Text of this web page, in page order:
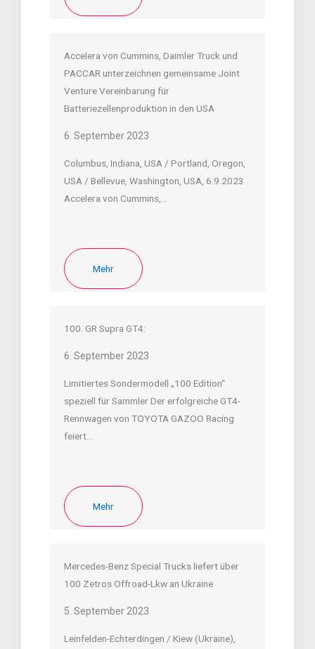
Accelera von Cummins, Daimler Truck und
PACCAR unterzeichnen gemeinsame Joint
Venture Vereinbarung für
Batteriezellenproduktion in den USA
6. September 2023
Columbus, Indiana, USA / Portland, Oregon,
USA / Bellevue, Washington, USA, 6.9.2023
Accelera von Cummins,…
Mehr
100. GR Supra GT4:
6. September 2023
Limitiertes Sondermodell „100 Edition“
speziell für Sammler Der erfolgreiche GT4-
Rennwagen von TOYOTA GAZOO Racing
feiert…
Mehr
Mercedes-Benz Special Trucks liefert über
100 Zetros Offroad-Lkw an Ukraine
5. September 2023
Leinfelden-Echterdingen / Kiew (Ukraine),